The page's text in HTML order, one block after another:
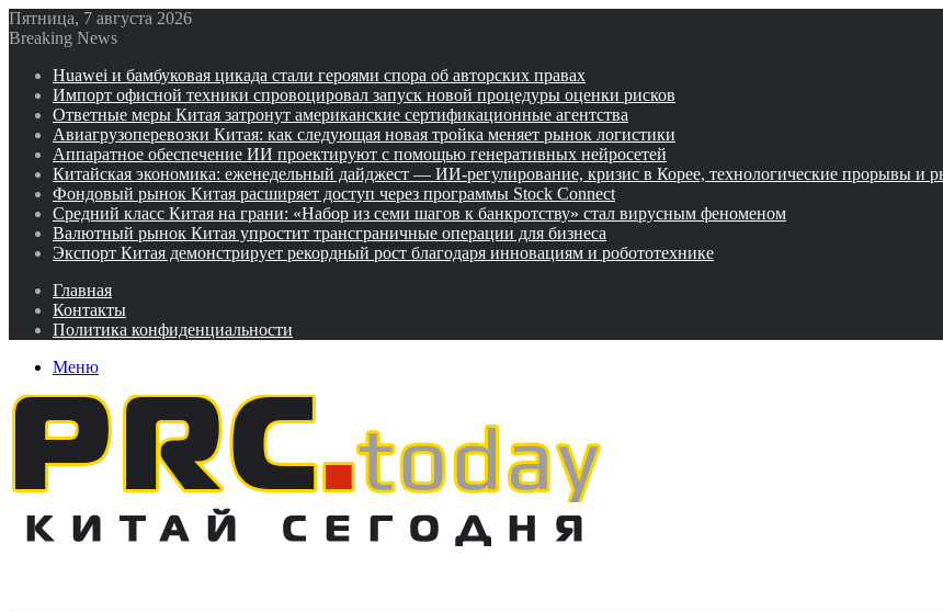
Пятница, 7 августа 2026
Breaking News
Huawei и бамбуковая цикада стали героями спора об авторских правах
Импорт офисной техники спровоцировал запуск новой процедуры оценки рисков
Ответные меры Китая затронут американские сертификационные агентства
Авиагрузоперевозки Китая: как следующая новая тройка меняет рынок логистики
Аппаратное обеспечение ИИ проектируют с помощью генеративных нейросетей
Китайская экономика: еженедельный дайджест — ИИ-регулирование, кризис в Корее, технологические прорывы и
Фондовый рынок Китая расширяет доступ через программы Stock Connect
Средний класс Китая на грани: «Набор из семи шагов к банкротству» стал вирусным феноменом
Валютный рынок Китая упростит трансграничные операции для бизнеса
Экспорт Китая демонстрирует рекордный рост благодаря инновациям и робототехнике
Главная
Контакты
Политика конфиденциальности
Меню